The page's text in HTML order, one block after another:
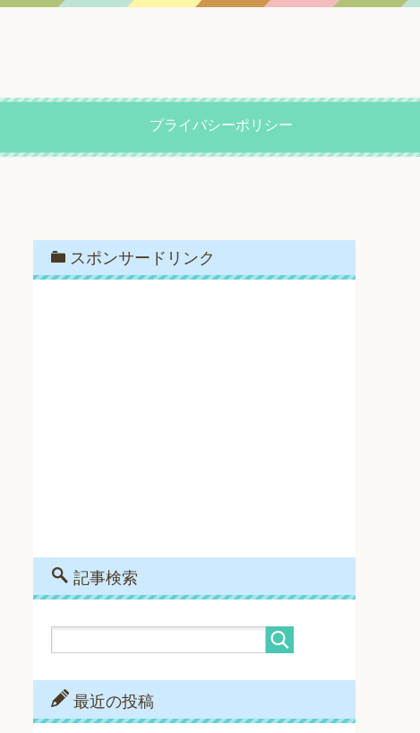
プライバシーポリシー
スポンサードリンク
記事検索
最近の投稿